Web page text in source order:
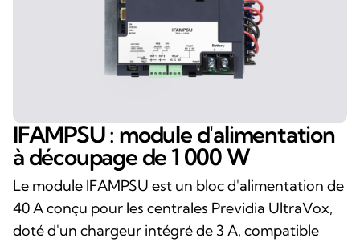
IFAMPSU : module d'alimentation
à découpage de 1 000 W
Le module IFAMPSU est un bloc d'alimentation de
40 A conçu pour les centrales Previdia UltraVox,
doté d'un chargeur intégré de 3 A, compatible